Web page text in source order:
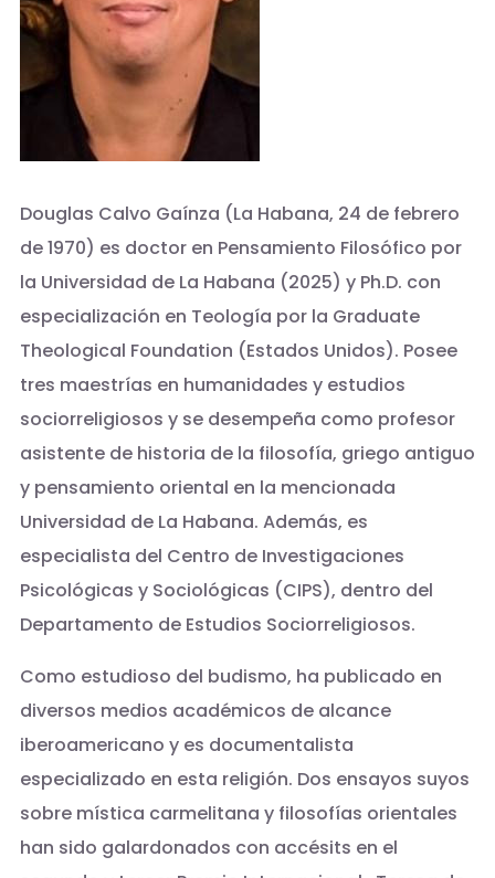
Douglas Calvo Gaínza (La Habana, 24 de febrero
de 1970) es doctor en Pensamiento Filosófico por
la Universidad de La Habana (2025) y Ph.D. con
especialización en Teología por la Graduate
Theological Foundation (Estados Unidos). Posee
tres maestrías en humanidades y estudios
sociorreligiosos y se desempeña como profesor
asistente de historia de la filosofía, griego antiguo
y pensamiento oriental en la mencionada
Universidad de La Habana. Además, es
especialista del Centro de Investigaciones
Psicológicas y Sociológicas (CIPS), dentro del
Departamento de Estudios Sociorreligiosos.
Como estudioso del budismo, ha publicado en
diversos medios académicos de alcance
iberoamericano y es documentalista
especializado en esta religión. Dos ensayos suyos
sobre mística carmelitana y filosofías orientales
han sido galardonados con accésits en el